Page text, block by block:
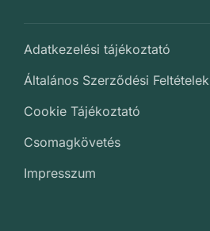
Adatkezelési tájékoztató
Általános Szerződési Feltételek
Cookie Tájékoztató
Csomagkövetés
Impresszum